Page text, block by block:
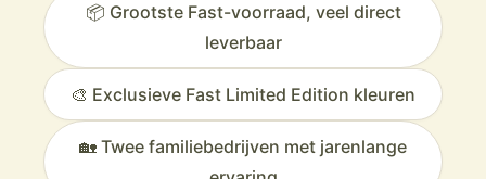
📦 Grootste Fast-voorraad, veel direct
leverbaar
🎨 Exclusieve Fast Limited Edition kleuren
🏡 Twee familiebedrijven met jarenlange